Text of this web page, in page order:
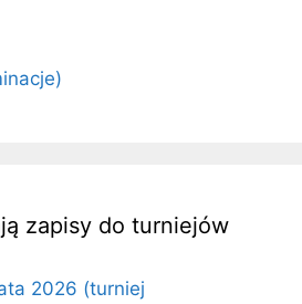
zapisy do turniejów
2026 (turniej